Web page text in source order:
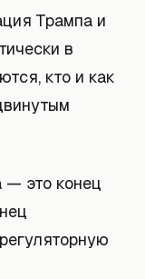
Трампа и
в
кто и как
— это конец